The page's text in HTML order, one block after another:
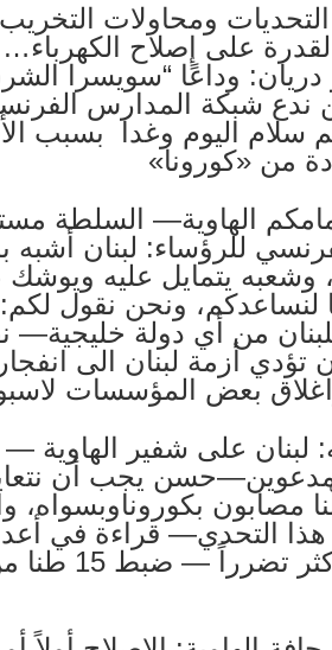
ومحاولات
على إصلاح
وداعًا “سويسرا
ندع شبكة المدارس
اليوم وغدا بسبب
من «كورونا»
الهاوية— السلطة
للرؤساء: لبنان
وشعبه يتمايل عليه
لنساعدكم، ونحن نقول
من أي دولة
أزمة لبنان الى
بعض المؤسسات
لبنان على شفير الهاوية
يجب أن
مصابون بكوروناوبسواه،
التحدي— قراءة في
في مرحلة الخطر وقطر